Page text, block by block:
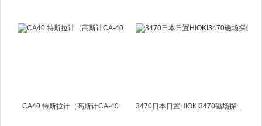
CA40 特斯拉计（高斯计CA-40 3470日本日置HIOKI3470磁场探侧仪